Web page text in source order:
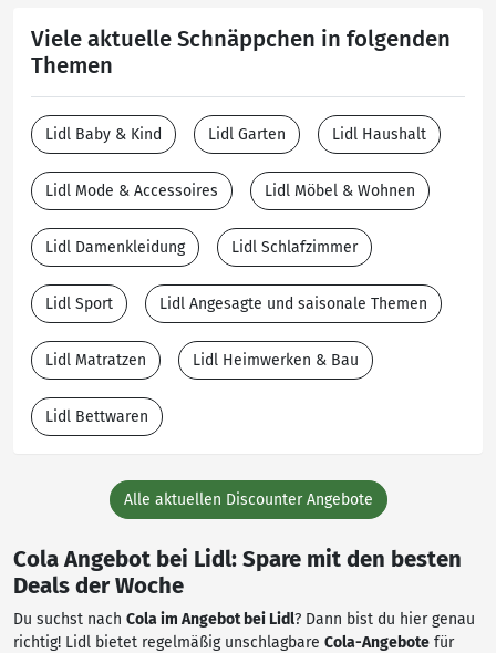
Viele aktuelle Schnäppchen in folgenden
Themen
Lidl Baby & Kind Lidl Garten Lidl Haushalt
Lidl Mode & Accessoires Lidl Möbel & Wohnen
Lidl Damenkleidung Lidl Schlafzimmer
Lidl Sport Lidl Angesagte und saisonale Themen
Lidl Matratzen Lidl Heimwerken & Bau
Lidl Bettwaren
Alle aktuellen Discounter Angebote
Cola Angebot bei Lidl: Spare mit den besten
Deals der Woche
Du suchst nach Cola im Angebot bei Lidl? Dann bist du hier genau
richtig! Lidl bietet regelmäßig unschlagbare Cola-Angebote für